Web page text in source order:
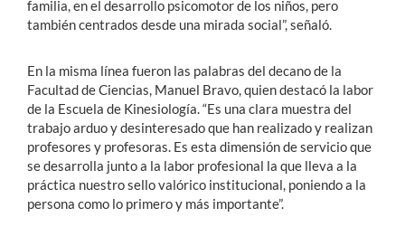
familia, en el desarrollo psicomotor de los niños, pero
también centrados desde una mirada social”, señaló.
En la misma línea fueron las palabras del decano de la
Facultad de Ciencias, Manuel Bravo, quien destacó la labor
de la Escuela de Kinesiología. “Es una clara muestra del
trabajo arduo y desinteresado que han realizado y realizan
profesores y profesoras. Es esta dimensión de servicio que
se desarrolla junto a la labor profesional la que lleva a la
práctica nuestro sello valórico institucional, poniendo a la
persona como lo primero y más importante”.